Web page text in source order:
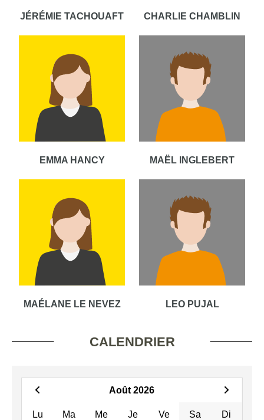
JÉRÉMIE TACHOUAFT CHARLIE CHAMBLIN
EMMA HANCY MAËL INGLEBERT
MAÉLANE LE NEVEZ LEO PUJAL
CALENDRIER
Août 2026
Lu Ma Me Je Ve Sa Di